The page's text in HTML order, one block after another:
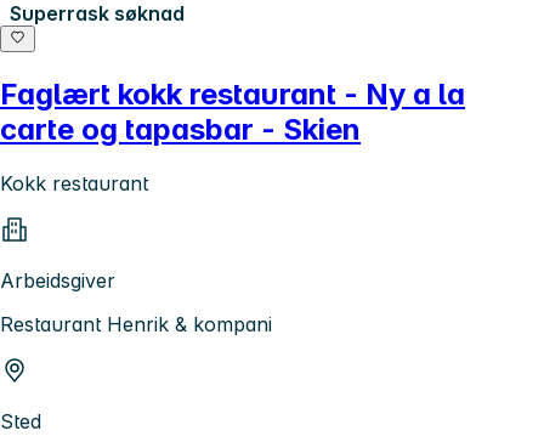
Superrask søknad
Faglært kokk restaurant - Ny a la
carte og tapasbar - Skien
Kokk restaurant
Arbeidsgiver
Restaurant Henrik & kompani
Sted